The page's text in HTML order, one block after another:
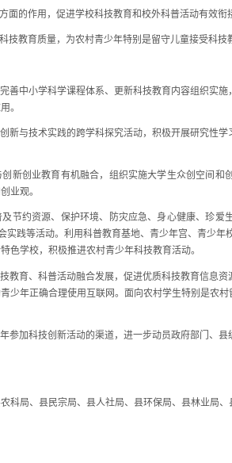
的作用，促进学校科技教育和校外科普活动有效衔
教育质量，为农村青少年特别是留守儿童接受科技
中小学科学课程体系、更新科技教育内容组织实施
。
与技术实践的跨学科探究活动，积极开展研究性学
创业教育有机融合，组织实施大学生众创空间和
业观。
约资源、保护环境、防灾应急、身心健康、珍爱
践等活动。利用科普教育基地、青少年宫、青少年
色学校，积极推进农村青少年科技教育活动。
育、科普活动融合发展，促进优质科技教育信息资
少年正确合理使用互联网。面向农村学生特别是农
加科技创新活动的渠道，进一步动员政府部门、县
局、县民宗局、县人社局、县环保局、县林业局、